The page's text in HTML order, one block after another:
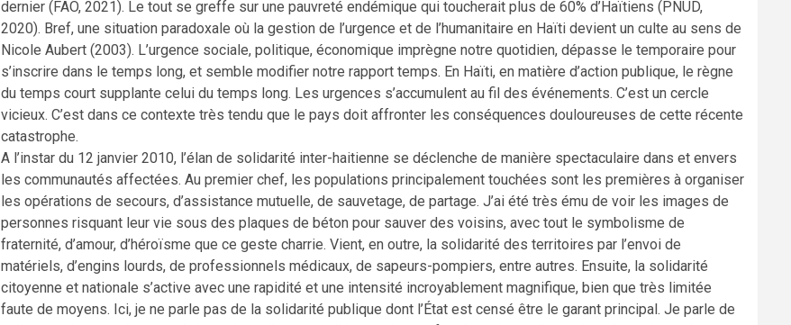
dernier (FAO, 2021). Le tout se greffe sur une pauvreté endémique qui toucherait plus de 60% d’Haïtiens (PNUD,
2020). Bref, une situation paradoxale où la gestion de l’urgence et de l’humanitaire en Haïti devient un culte au sens de
Nicole Aubert (2003). L’urgence sociale, politique, économique imprègne notre quotidien, dépasse le temporaire pour
s’inscrire dans le temps long, et semble modifier notre rapport temps. En Haïti, en matière d’action publique, le règne
du temps court supplante celui du temps long. Les urgences s’accumulent au fil des événements. C’est un cercle
vicieux. C’est dans ce contexte très tendu que le pays doit affronter les conséquences douloureuses de cette récente
catastrophe.
A l’instar du 12 janvier 2010, l’élan de solidarité inter-haitienne se déclenche de manière spectaculaire dans et envers
les communautés affectées. Au premier chef, les populations principalement touchées sont les premières à organiser
les opérations de secours, d’assistance mutuelle, de sauvetage, de partage. J’ai été très ému de voir les images de
personnes risquant leur vie sous des plaques de béton pour sauver des voisins, avec tout le symbolisme de
fraternité, d’amour, d’héroïsme que ce geste charrie. Vient, en outre, la solidarité des territoires par l’envoi de
matériels, d’engins lourds, de professionnels médicaux, de sapeurs-pompiers, entre autres. Ensuite, la solidarité
citoyenne et nationale s’active avec une rapidité et une intensité incroyablement magnifique, bien que très limitée
faute de moyens. Ici, je ne parle pas de la solidarité publique dont l’État est censé être le garant principal. Je parle de